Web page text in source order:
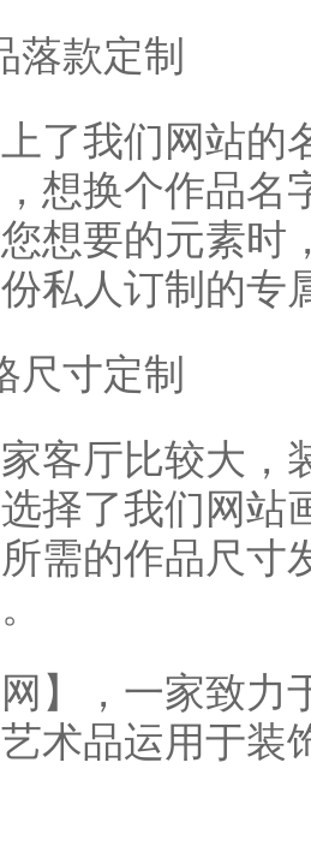
款定制
我们网站的
想换个作品名
想要的元素时
私人订制的专
寸定制
厅比较大，
择了我们网站
需的作品尺寸
，一家致力
术品运用于装